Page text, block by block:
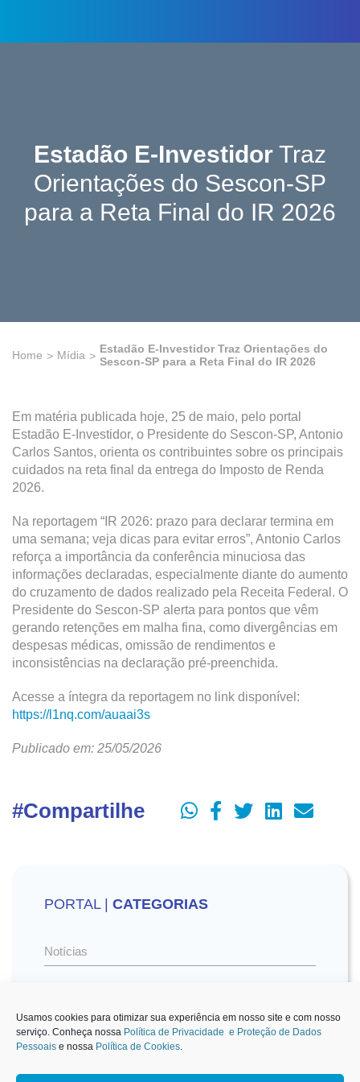
Usamos cookies para otimizar sua experiência em nosso site e com nosso
serviço. Conheça nossa Política de Privacidade e Proteção de Dados
Pessoais e nossa Política de Cookies.
Estadão E-Investidor Traz
Orientações do Sescon-SP
para a Reta Final do IR 2026
Home Mídia Estadão E-Investidor Traz Orientações do
Sescon-SP para a Reta Final do IR 2026
Em matéria publicada hoje, 25 de maio, pelo portal
Estadão E-Investidor, o Presidente do Sescon-SP, Antonio
Carlos Santos, orienta os contribuintes sobre os principais
cuidados na reta final da entrega do Imposto de Renda
2026.
Na reportagem “IR 2026: prazo para declarar termina em
uma semana; veja dicas para evitar erros”, Antonio Carlos
reforça a importância da conferência minuciosa das
informações declaradas, especialmente diante do aumento
do cruzamento de dados realizado pela Receita Federal. O
Presidente do Sescon-SP alerta para pontos que vêm
gerando retenções em malha fina, como divergências em
despesas médicas, omissão de rendimentos e
inconsistências na declaração pré-preenchida.
Acesse a íntegra da reportagem no link disponível:
https://l1nq.com/auaai3s
Publicado em: 25/05/2026
#Compartilhe
PORTAL | CATEGORIAS
Notícias